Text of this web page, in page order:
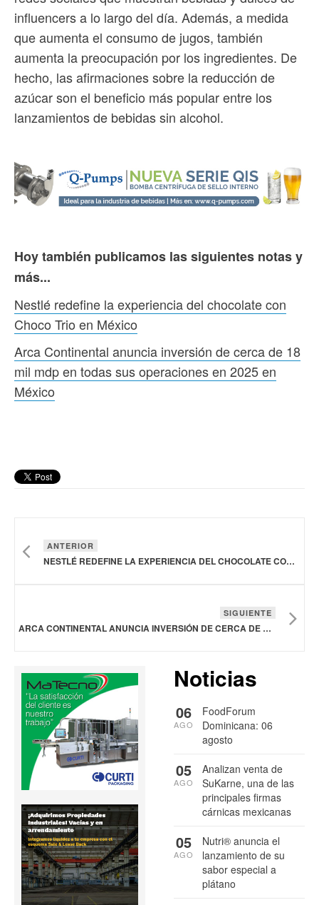
influencers a lo largo del día. Además, a medida
que aumenta el consumo de jugos, también
aumenta la preocupación por los ingredientes. De
hecho, las afirmaciones sobre la reducción de
azúcar son el beneficio más popular entre los
lanzamientos de bebidas sin alcohol.
Hoy también publicamos las siguientes notas y
más...
Nestlé redefine la experiencia del chocolate con
Choco Trio en México
Arca Continental anuncia inversión de cerca de 18
mil mdp en todas sus operaciones en 2025 en
México
ANTERIOR
NESTLÉ REDEFINE LA EXPERIENCIA DEL CHOCOLATE CON CHOCO TRIO EN MÉXICO
SIGUIENTE
ARCA CONTINENTAL ANUNCIA INVERSIÓN DE CERCA DE 18 MIL MDP EN TODAS SUS OPERACIONES EN 2025 EN MÉXICO
Noticias
FoodForum
Dominicana: 06
agosto
06
AGO
Analizan venta de
SuKarne, una de las
principales firmas
cárnicas mexicanas
05
AGO
Nutri® anuncia el
lanzamiento de su
sabor especial a
plátano
05
AGO